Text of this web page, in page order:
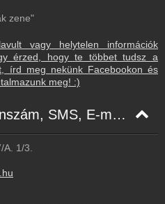
zene"
vagy helytelen információk
érzed, hogy te többet tudsz a
írd meg nekünk Facebookon és
meg! :)
Elérhetőségek - Telefonszám, SMS, E-mail, Facebook
A. 1/3.